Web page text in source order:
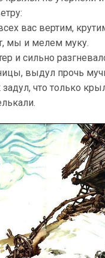
вас вертим,
мы и мелем муку.
и сильно
выдул прочь
что только